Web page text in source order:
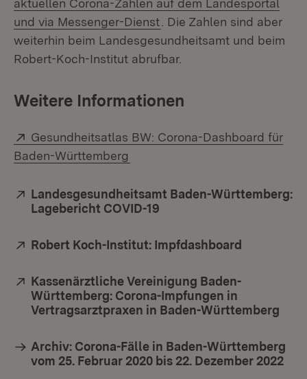
aktuellen Corona-Zahlen auf dem Landesportal
und via Messenger-Dienst . Die Zahlen sind aber
weiterhin beim Landesgesundheitsamt und beim
Robert-Koch-Institut abrufbar.
Weitere Informationen
Extern:
Gesundheitsatlas BW: Corona-Dashboard für
Baden-Württemberg
Extern:
Landesgesundheitsamt Baden-Württemberg:
Lagebericht COVID-19
Extern:
Robert Koch-Institut: Impfdashboard
Extern:
Kassenärztliche Vereinigung Baden-
Württemberg: Corona-Impfungen in
Vertragsarztpraxen in Baden-Württemberg
Archiv: Corona-Fälle in Baden-Württemberg
vom 25. Februar 2020 bis 22. Dezember 2022